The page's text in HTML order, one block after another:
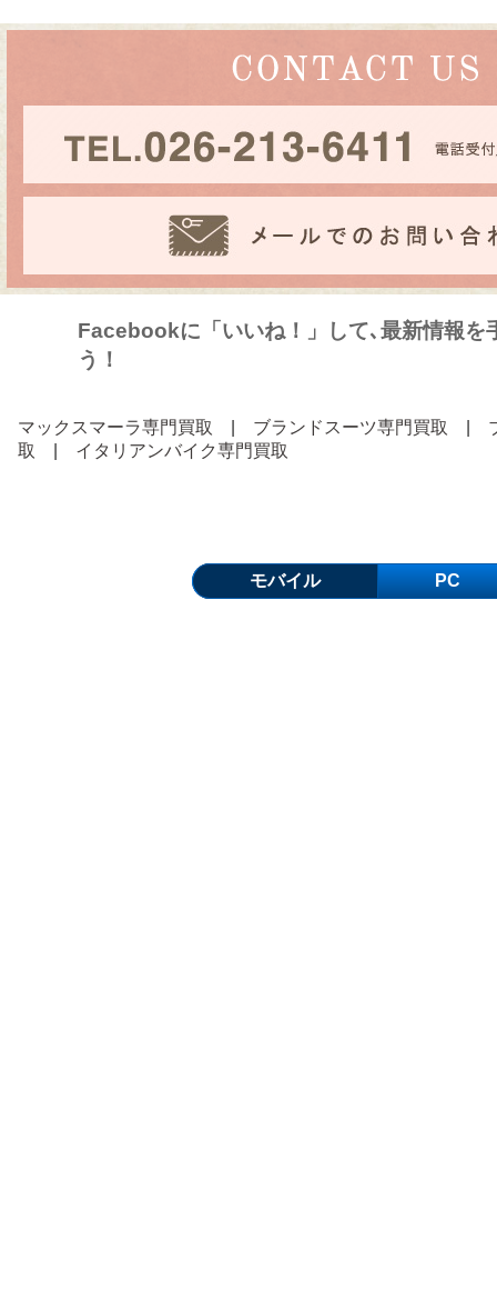
Facebookに「いいね！」して､最新情報を
う！
マックスマーラ専門買取 ブランドスーツ専門買取
取
イタリアンバイク専門買取
モバイル PC